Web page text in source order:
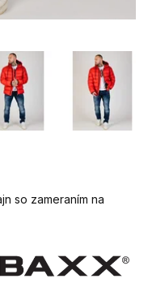
so zameraním na